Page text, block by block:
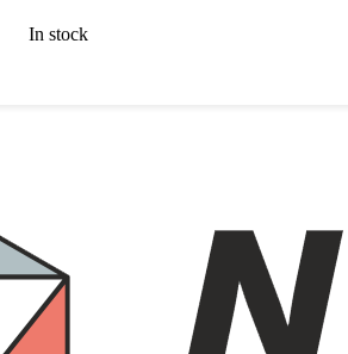
In stock